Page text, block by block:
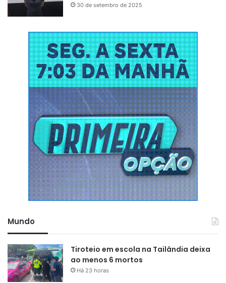
30 de setembro de 2025
Mundo
Tiroteio em escola na Tailândia deixa
ao menos 6 mortos
Há 23 horas